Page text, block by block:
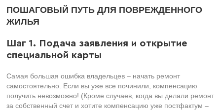
ПОШАГОВЫЙ ПУТЬ ДЛЯ ПОВРЕЖДЕННОГО
ЖИЛЬЯ
Шаг 1. Подача заявления и открытие
специальной карты
Самая большая ошибка владельцев – начать ремонт
самостоятельно. Если вы уже все починили, компенсацию
получить невозможно! (Кроме случаев, когда вы делали ремонт
за собственный счет и хотите компенсацию уже постфактум –